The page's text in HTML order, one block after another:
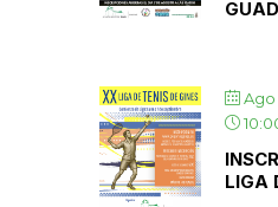
Ago
LIGA